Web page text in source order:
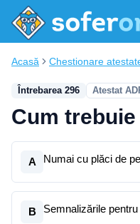
Acasă Chestionare
Întrebarea 296 Atestat
Cum
A Numai cu plăci de
B Semnalizările